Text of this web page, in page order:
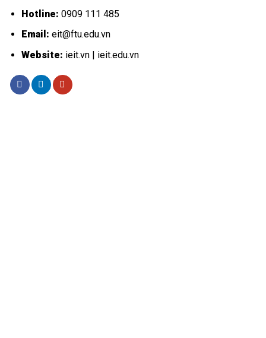
Hotline: 0909 111 485
Email: eit@ftu.edu.vn
Website: ieit.vn | ieit.edu.vn